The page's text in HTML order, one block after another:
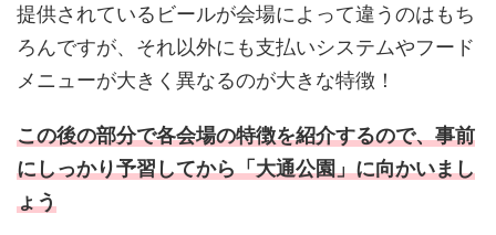
提供されているビールが会場によって違うのはもち
ろんですが、それ以外にも支払いシステムやフード
メニューが大きく異なるのが大きな特徴！
この後の部分で各会場の特徴を紹介するので、事前
にしっかり予習してから「大通公園」に向かいまし
ょう